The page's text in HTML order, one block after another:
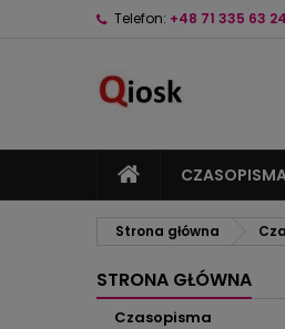
Telefon: +48 71 335 63 24
Strona główna
STRONA GŁÓWNA
Czasopisma